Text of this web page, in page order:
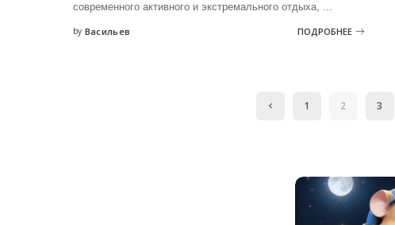
современного активного и экстремального отдыха, ...
Posted
by Васильев ПОДРОБНЕЕ
1 2 3